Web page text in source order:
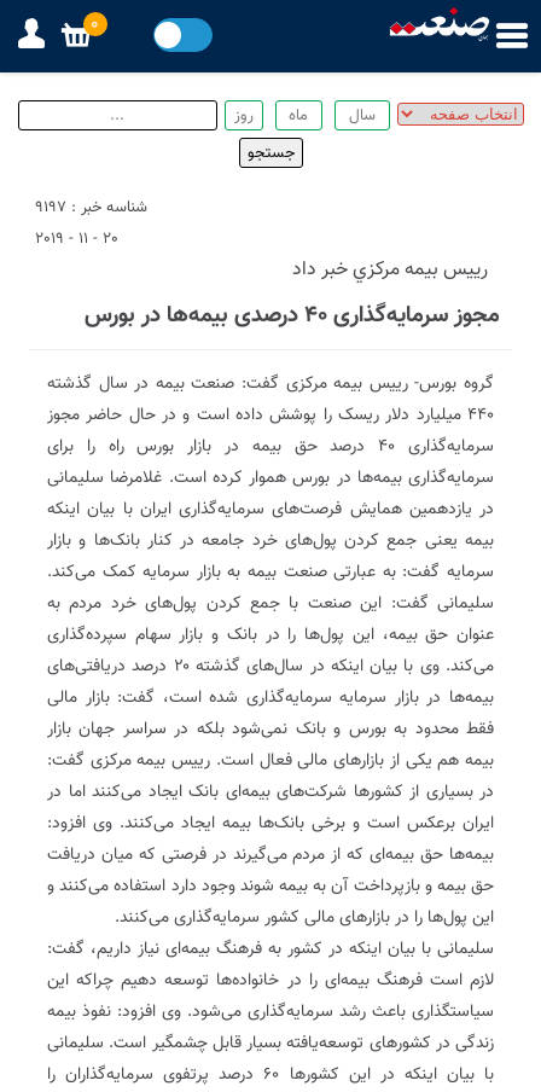
شناسه خبر : 9197
20 - 11 - 2019
رييس بيمه مركزي خبر داد
مجوز سرمایه‌گذاری ۴۰ درصدی بیمه‌ها در بورس
گروه بورس- رییس بیمه مرکزی گفت: صنعت بیمه در سال گذشته
۴۴۰ میلیارد دلار ریسک را پوشش داده است و در حال حاضر مجوز
سرمایه‌گذاری ۴۰ درصد حق بیمه در بازار بورس راه را برای
سرمایه‌گذاری بیمه‌ها در بورس هموار کرده است. غلامرضا سلیمانی
در یازدهمین همایش فرصت‌های سرمایه‌گذاری ایران با بیان اینکه
بیمه یعنی جمع کردن پول‌های خرد جامعه در کنار بانک‌ها و بازار
سرمایه گفت: به عبارتی صنعت بیمه به بازار سرمایه کمک می‌کند.
سلیمانی گفت: این صنعت با جمع کردن پول‌های خرد مردم به
عنوان حق بیمه، این پول‌ها را در بانک و بازار سهام سپرده‌گذاری
می‌کند. وی با بیان اینکه در سال‌های گذشته ۲۰ درصد دریافتی‌های
بیمه‌ها در بازار سرمایه سرمایه‌گذاری شده است، گفت: بازار مالی
فقط محدود به بورس و بانک نمی‌شود بلکه در سراسر جهان بازار
بیمه هم یکی از بازارهای مالی فعال است. رییس بیمه مرکزی گفت:
در بسیاری از کشورها شرکت‌های بیمه‌ای بانک ایجاد می‌کنند اما در
ایران برعکس است و برخی بانک‌ها بیمه ایجاد می‌کنند. وی افزود:
بیمه‌ها حق بیمه‌ای که از مردم می‌گیرند در فرصتی که میان دریافت
حق بیمه و بازپرداخت آن به بیمه شوند وجود دارد استفاده می‌کنند و
این پول‌ها را در بازارهای مالی کشور سرمایه‌گذاری می‌کنند.
سلیمانی با بیان اینکه در کشور به فرهنگ بیمه‌ای نیاز داریم، گفت:
لازم است فرهنگ بیمه‌ای را در خانواده‌ها توسعه دهیم چراکه این
سیاستگذاری باعث رشد سرمایه‌گذاری می‌شود. وی افزود: نفوذ بیمه
زندگی در کشورهای توسعه‌یافته بسیار قابل چشمگیر است. سلیمانی
با بیان اینکه در این کشورها ۶۰ درصد پرتفوی سرمایه‌گذاران را
0